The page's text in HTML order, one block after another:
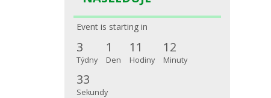
Event is starting in
3
Týdny
1
Den
11
Hodiny
12
Minuty
33
Sekundy